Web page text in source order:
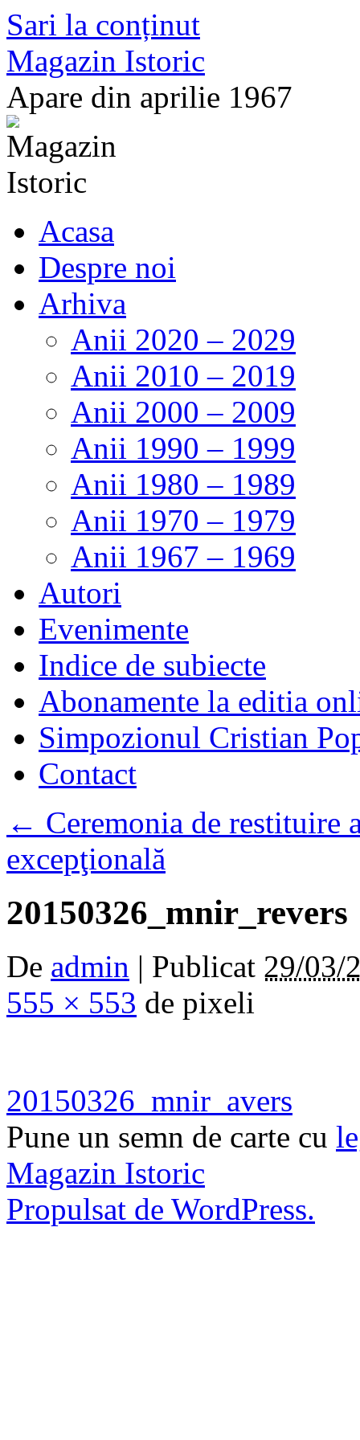
Sari la conținut
Magazin Istoric
Apare din aprilie 1967
Acasa
Despre noi
Arhiva
Anii 2020 – 2029
Anii 2010 – 2019
Anii 2000 – 2009
Anii 1990 – 1999
Anii 1980 – 1989
Anii 1970 – 1979
Anii 1967 – 1969
Autori
Evenimente
Indice de subiecte
Abonamente la editia
Simpozionul Cristian
Contact
← Ceremonia de restituire
excepţională
20150326_mnir_revers
De admin | Publicat 29/03/
555 × 553 de pixeli
20150326_mnir_avers
Pune un semn de carte cu
Magazin Istoric
Propulsat de WordPress.